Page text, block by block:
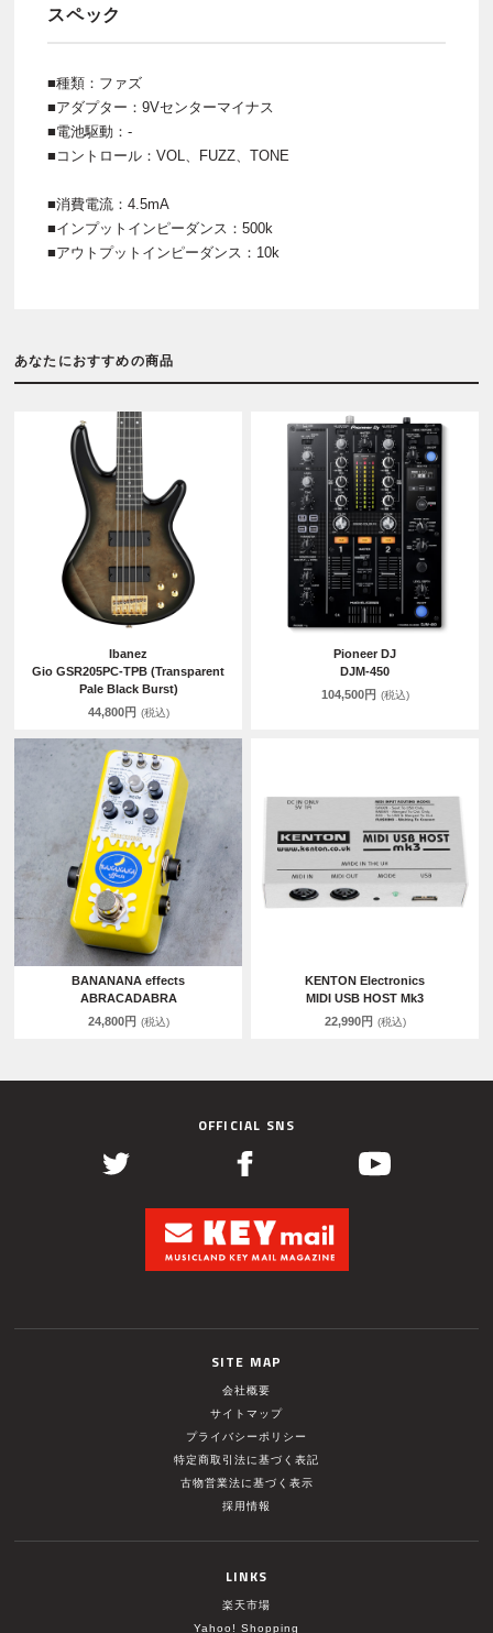
スペック
■種類：ファズ
■アダプター：9Vセンターマイナス
■電池駆動：-
■コントロール：VOL、FUZZ、TONE
■消費電流：4.5mA
■インプットインピーダンス：500k
■アウトプットインピーダンス：10k
あなたにおすすめの商品
Ibanez
Gio GSR205PC-TPB (Transparent
Pale Black Burst)
44,800円 (税込)
Pioneer DJ
DJM-450
104,500円 (税込)
BANANANA effects
ABRACADABRA
24,800円 (税込)
KENTON Electronics
MIDI USB HOST Mk3
22,990円 (税込)
OFFICIAL SNS
SITE MAP
会社概要
サイトマップ
プライバシーポリシー
特定商取引法に基づく表記
古物営業法に基づく表示
採用情報
LINKS
楽天市場
Yahoo! Shopping